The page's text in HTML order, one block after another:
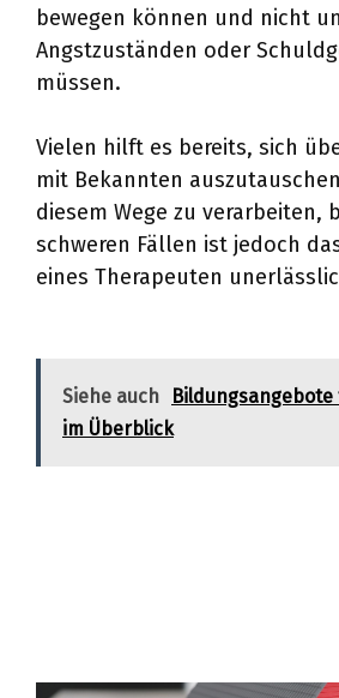
bewegen können und nicht
Angstzuständen oder
müssen.
Vielen hilft es bereits, sich
mit Bekannten
diesem Wege zu verarbeiten,
schweren Fällen ist jedoch
eines Therapeuten
Siehe auch
im Überblick